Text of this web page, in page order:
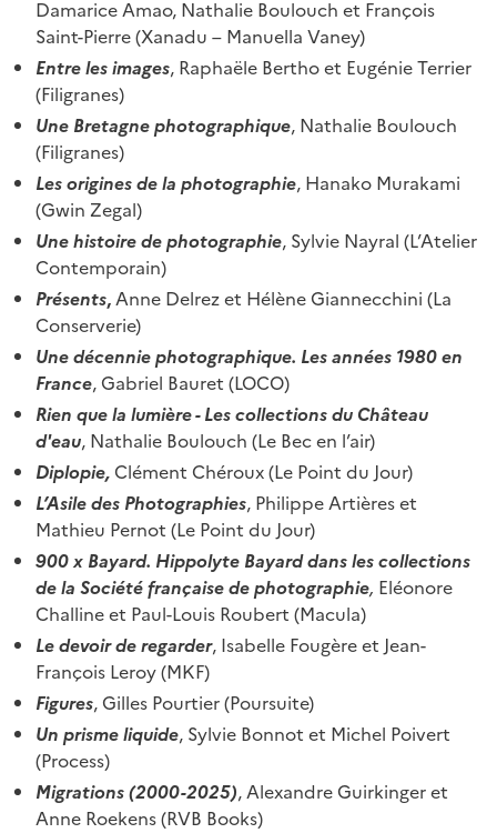
Damarice Amao, Nathalie Boulouch et François
Saint-Pierre (Xanadu – Manuella Vaney)
Entre les images, Raphaële Bertho et Eugénie Terrier
(Filigranes)
Une Bretagne photographique, Nathalie Boulouch
(Filigranes)
Les origines de la photographie, Hanako Murakami
(Gwin Zegal)
Une histoire de photographie, Sylvie Nayral (L’Atelier
Contemporain)
Présents,Anne Delrez et Hélène Giannecchini (La
Conserverie)
Une décennie photographique. Les années 1980 en
France, Gabriel Bauret (LOCO)
Rien que la lumière - Les collections du Château
d'eau, Nathalie Boulouch (Le Bec en l’air)
Diplopie, Clément Chéroux (Le Point du Jour)
L’Asile des Photographies, Philippe Artières et
Mathieu Pernot (Le Point du Jour)
900 x Bayard. Hippolyte Bayard dans les collections
de la Société française de photographie, Eléonore
Challine et Paul-Louis Roubert (Macula)
Le devoir de regarder, Isabelle Fougère et Jean-
François Leroy (MKF)
Figures, Gilles Pourtier (Poursuite)
Un prisme liquide, Sylvie Bonnot et Michel Poivert
(Process)
Migrations (2000-2025), Alexandre Guirkinger et
Anne Roekens (RVB Books)